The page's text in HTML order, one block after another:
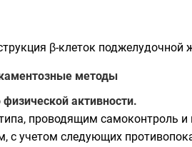
β-клеток
методы
активности.
проводящим самоконтроль
с учетом следующих